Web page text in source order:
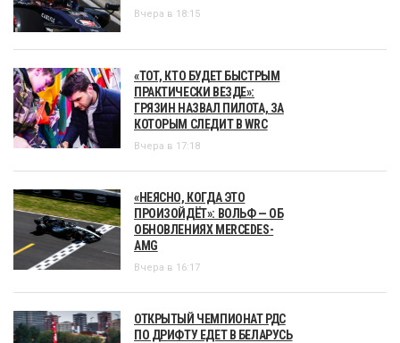
Вчера в 18:15
«ТОТ, КТО БУДЕТ БЫСТРЫМ
ПРАКТИЧЕСКИ ВЕЗДЕ»:
ГРЯЗИН НАЗВАЛ ПИЛОТА, ЗА
КОТОРЫМ СЛЕДИТ В WRC
Вчера в 17:18
«НЕЯСНО, КОГДА ЭТО
ПРОИЗОЙДЁТ»: ВОЛЬФ — ОБ
ОБНОВЛЕНИЯХ MERCEDES-
AMG
Вчера в 16:17
ОТКРЫТЫЙ ЧЕМПИОНАТ РДС
ПО ДРИФТУ ЕДЕТ В БЕЛАРУСЬ